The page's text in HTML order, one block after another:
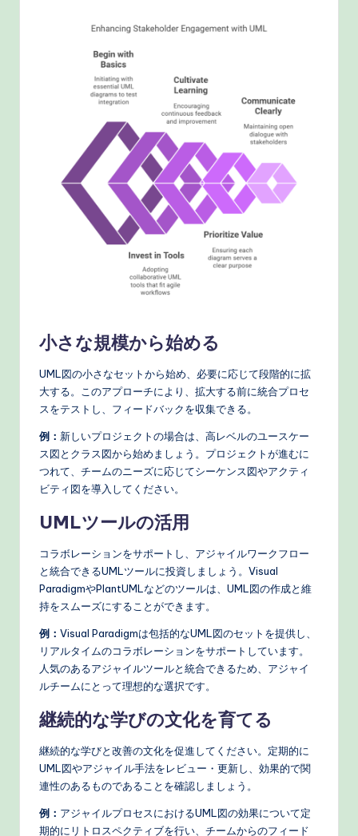
小さな規模から始める
UML図の小さなセットから始め、必要に応じて段階的に拡
大する。このアプローチにより、拡大する前に統合プロセ
スをテストし、フィードバックを収集できる。
例： 新しいプロジェクトの場合は、高レベルのユースケー
ス図とクラス図から始めましょう。プロジェクトが進むに
つれて、チームのニーズに応じてシーケンス図やアクティ
ビティ図を導入してください。
UMLツールの活用
コラボレーションをサポートし、アジャイルワークフロー
と統合できるUMLツールに投資しましょう。Visual
ParadigmやPlantUMLなどのツールは、UML図の作成と維
持をスムーズにすることができます。
例： Visual Paradigmは包括的なUML図のセットを提供し、
リアルタイムのコラボレーションをサポートしています。
人気のあるアジャイルツールと統合できるため、アジャイ
ルチームにとって理想的な選択です。
継続的な学びの文化を育てる
継続的な学びと改善の文化を促進してください。定期的に
UML図やアジャイル手法をレビュー・更新し、効果的で関
連性のあるものであることを確認しましょう。
例： アジャイルプロセスにおけるUML図の効果について定
期的にリトロスペクティブを行い、チームからのフィード